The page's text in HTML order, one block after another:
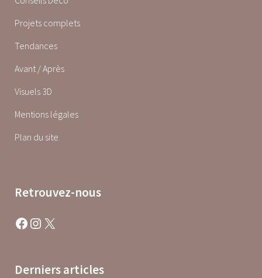
Projets complets
Tendances
Avant / Après
Visuels 3D
Mentions légales
Plan du site
Retrouvez-nous
Facebook Instagram X
Derniers articles